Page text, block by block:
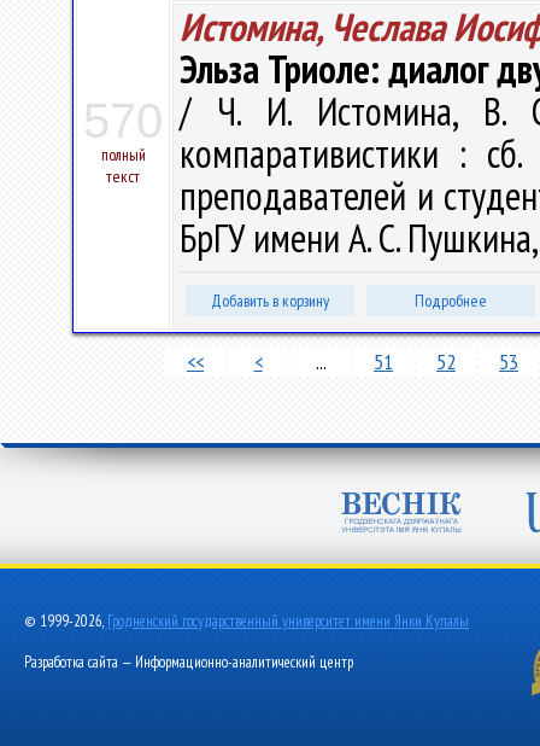
570
полный
текст
Истомина, Чеслава
Эльза Триоле: диалог
/ Ч. И. Истомина, В.
компаративистики :
преподавателей и
БрГУ имени А. С.
Добавить в корзину Подробнее
<< < ... 51 52 53
© 1999-2026, Гродненский государственный университет имени Янки Купалы
Разработка сайта — Информационно-аналитический центр